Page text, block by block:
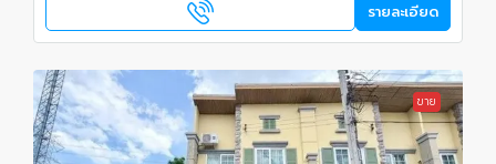
รายละเอียด
ขาย